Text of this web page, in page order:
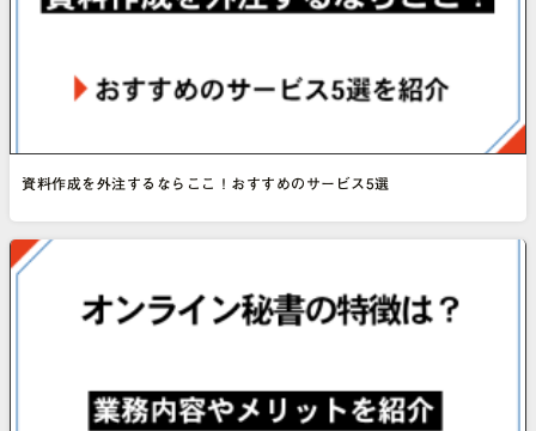
資料作成を外注するならここ！おすすめのサービス5選